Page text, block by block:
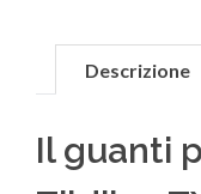
Descrizione
Il guanti